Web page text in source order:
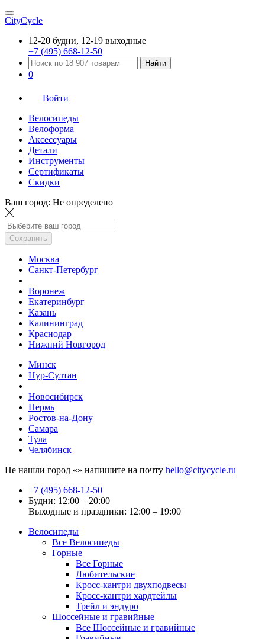
CityCycle
12-20 будни, 12-19 выходные
+7 (495) 668-12-50
Найти
0
Войти
Велосипеды
Велоформа
Аксессуары
Детали
Инструменты
Сертификаты
Скидки
Ваш город: Не определено
Сохранить
Москва
Санкт-Петербург
Воронеж
Екатеринбург
Казань
Калининград
Краснодар
Нижний Новгород
Минск
Нур-Султан
Новосибирск
Пермь
Ростов-на-Дону
Самара
Тула
Челябинск
Не нашли город «» напишите на почту hello@citycycle.ru
+7 (495) 668-12-50
Будни: 12:00 – 20:00
Выходные и праздники: 12:00 – 19:00
Велосипеды
Все Велосипеды
Горные
Все Горные
Любительские
Кросс-кантри двухподвесы
Кросс-кантри хардтейлы
Трейл и эндуро
Шоссейные и гравийные
Все Шоссейные и гравийные